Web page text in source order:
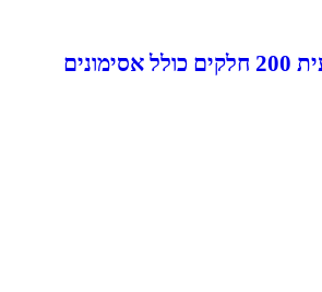
מזוודת פוקר מקצועית 200 חלקים כולל אסימונים